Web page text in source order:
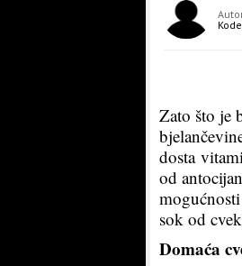
Zato što je
dosta
od
sok od
Domaća